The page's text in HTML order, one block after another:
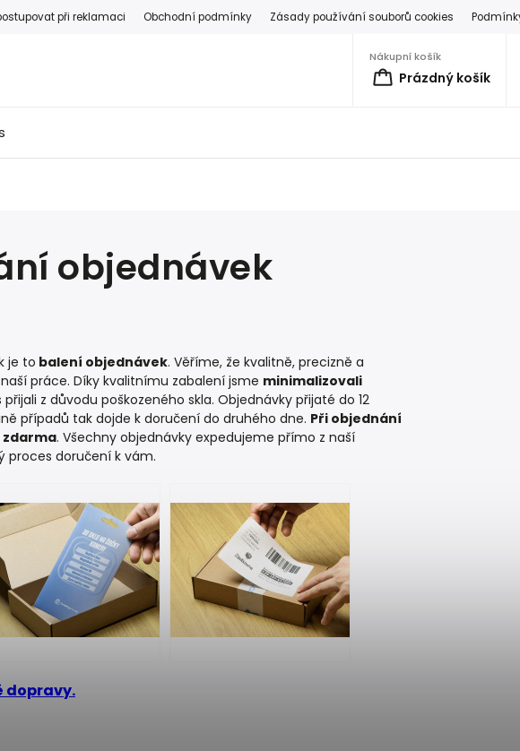
při reklamaci Obchodní podmínky Zásady používání souborů cookies
Nákupní košík
Prázdný košík
objednávek
je to balení objednávek. Věříme, že kvalitně, precizně a
práce. Díky kvalitnímu zabalení jsme minimalizovali
z důvodu poškozeného skla. Objednávky přijaté do 12
případů tak dojde k doručení do druhého dne. Při objednání
zdarma. Všechny objednávky expedujeme přímo z naší
proces doručení k vám.
dopravy.